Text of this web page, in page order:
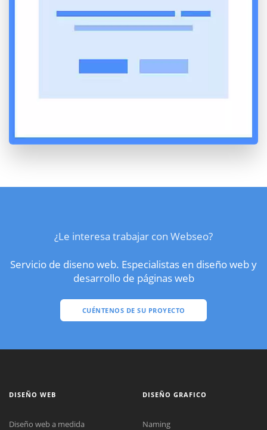
¿Le interesa trabajar con Webseo?
Servicio de diseno web. Especialistas en diseño web y
desarrollo de páginas web
CUÉNTENOS DE SU PROYECTO
DISEÑO WEB
Diseño web a medida
DISEÑO GRAFICO
Naming